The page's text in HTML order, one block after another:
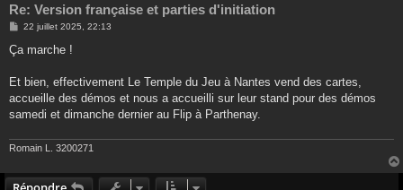
Re: Version française et parties d'initiation
M
s
g
22 juillet 2025, 22:13
Ça marche !
Et bien, effectivement Le Temple du Jeu à Nantes vend des cartes,
accueille des démos et nous a accueilli sur leur stand pour des démos
samedi et dimanche dernier au Flip à Parthenay.
Romain L. 3200271